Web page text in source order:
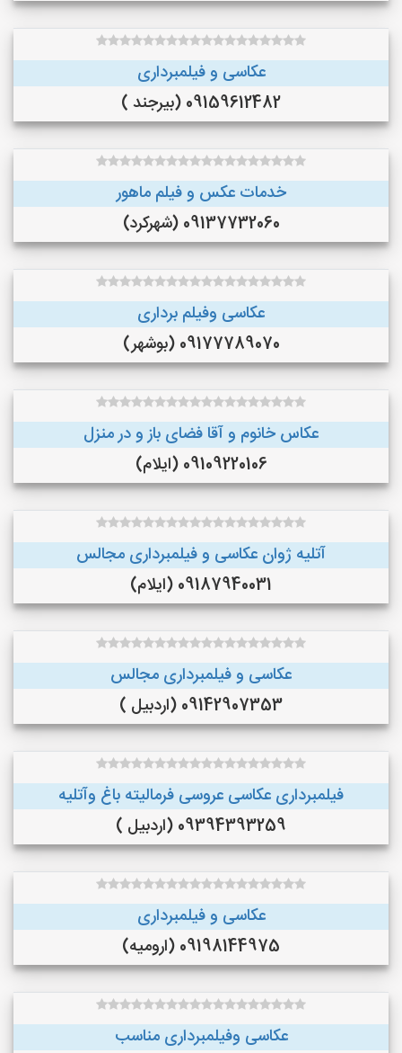
عکاسی و فیلمبرداری
09159612482 (بیرجند )
خدمات عکس و فیلم ماهور
09137732060 (شهرکرد)
عکاسی وفیلم برداری
09177789070 (بوشهر)
عکاس خانوم و آقا فضای باز و در منزل
09109220106 (ایلام)
آتلیه ژوان عکاسی و فیلمبرداری مجالس
09187940031 (ایلام)
عکاسی و فیلمبرداری مجالس
09142907353 (اردبیل )
فیلمبرداری عکاسی عروسی فرمالیته باغ وآتلیه
09394393259 (اردبیل )
عکاسی و فیلمبرداری
09198144975 (ارومیه)
عکاسی وفیلمبرداری مناسب